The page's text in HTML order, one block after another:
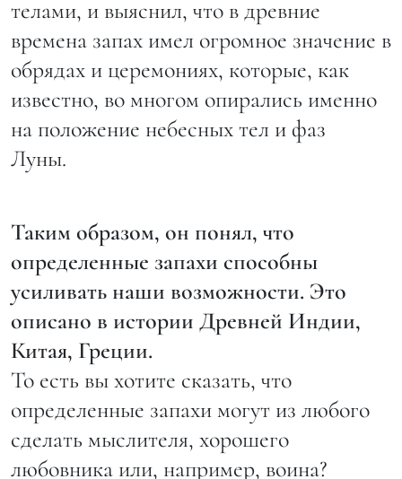
телами, и выяснил, что в древние
времена запах имел огромное значение в
обрядах и церемониях, которые, как
известно, во многом опирались именно
на положение небесных тел и фаз
Луны.
Таким образом, он понял, что
определенные запахи способны
усиливать наши возможности. Это
описано в истории Древней Индии,
Китая, Греции.
То есть вы хотите сказать, что
определенные запахи могут из любого
сделать мыслителя, хорошего
любовника или, например, воина?